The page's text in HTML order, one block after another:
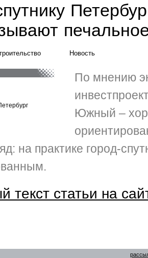
Новость
По мнению
Южный –
на практике город-
текст статьи на